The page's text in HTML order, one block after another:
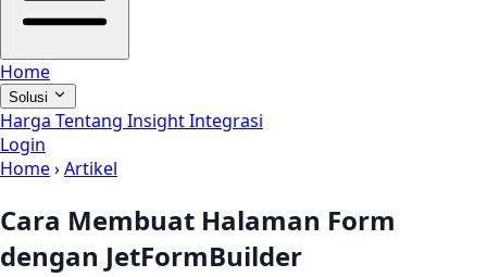
Home
Solusi
Harga Tentang InsightIntegrasi
Login
Home›Artikel
Cara Membuat Halaman Form
dengan JetFormBuilder